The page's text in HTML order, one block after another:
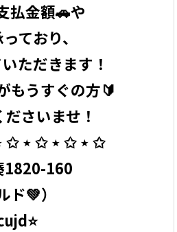
払金額🚗や
ており、
ただきます！
もうすぐの方🔰
さいませ！
⋆ ✩ ⋆ ✩ ⋆ ✩
1820-160
ド💚）